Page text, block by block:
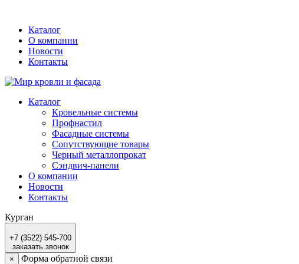
Каталог
О компании
Новости
Контакты
Каталог
Кровельные системы
Профнастил
Фасадные системы
Сопутствующие товары
Черный металлопрокат
Сэндвич-панели
О компании
Новости
Контакты
Курган
+7 (3522) 545-700
заказать звонок
×
Форма обратной связи